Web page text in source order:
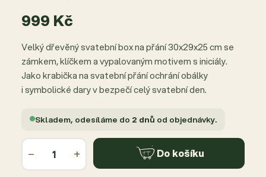
999 Kč
Velký dřevěný svatební box na přání 30x29x25 cm se
zámkem, klíčkem a vypalovaným motivem s iniciály.
Jako krabička na svatební přání ochrání obálky
i symbolické dary v bezpečí celý svatební den.
Skladem, odesíláme do 2 dnů od objednávky.
− + Do košíku